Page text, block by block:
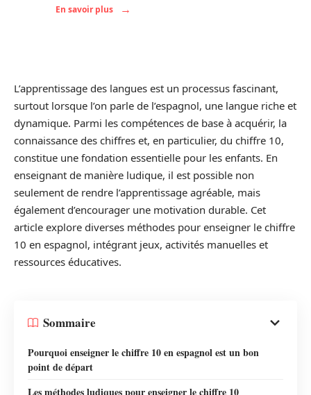
En savoir plus
L’apprentissage des langues est un processus fascinant,
surtout lorsque l’on parle de l’espagnol, une langue riche et
dynamique. Parmi les compétences de base à acquérir, la
connaissance des chiffres et, en particulier, du chiffre 10,
constitue une fondation essentielle pour les enfants. En
enseignant de manière ludique, il est possible non
seulement de rendre l’apprentissage agréable, mais
également d’encourager une motivation durable. Cet
article explore diverses méthodes pour enseigner le chiffre
10 en espagnol, intégrant jeux, activités manuelles et
ressources éducatives.
Sommaire
Pourquoi enseigner le chiffre 10 en espagnol est un bon
point de départ
Les méthodes ludiques pour enseigner le chiffre 10